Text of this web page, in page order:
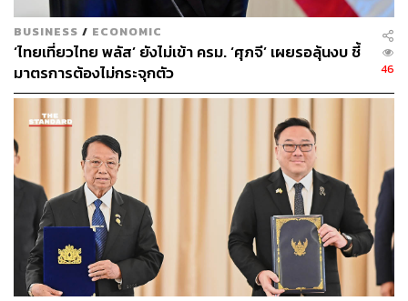
สามารถติดตาม THE STANDARD WEALTH
ผ่านแอปพลิเคชันต่างๆ ที่คุณสะดวกหรือใช้งานอยู่แล้วได้เลย
TAGS: กระทรวงการคลัง
กรมสรรพากร
จุฬาลงกรณ์มหาวิทยาลัย
มหาวิทยาลัยธรรมศาสตร์
คณะรัฐมนตรี
กุลยา ตันติเตมิท
มหาวิทยาลัยรามคำแหง
สมศักดิ์ อนันทวัฒน์
BUSINESS / ECONOMIC
‘ไทยเที่ยวไทย พลัส’ ยังไม่เข้า ครม. ‘ศุภจี’ เผยรอลุ้นงบ ชี้
มาตรการต้องไม่กระจุกตัว
46